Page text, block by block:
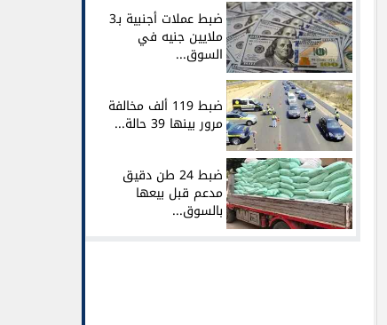
ضبط عملات أجنبية بـ3
ملايين جنيه في
السوق...
ضبط 119 ألف مخالفة
مرور بينها 39 حالة...
ضبط 24 طن دقيق
مدعم قبل بيعها
بالسوق...